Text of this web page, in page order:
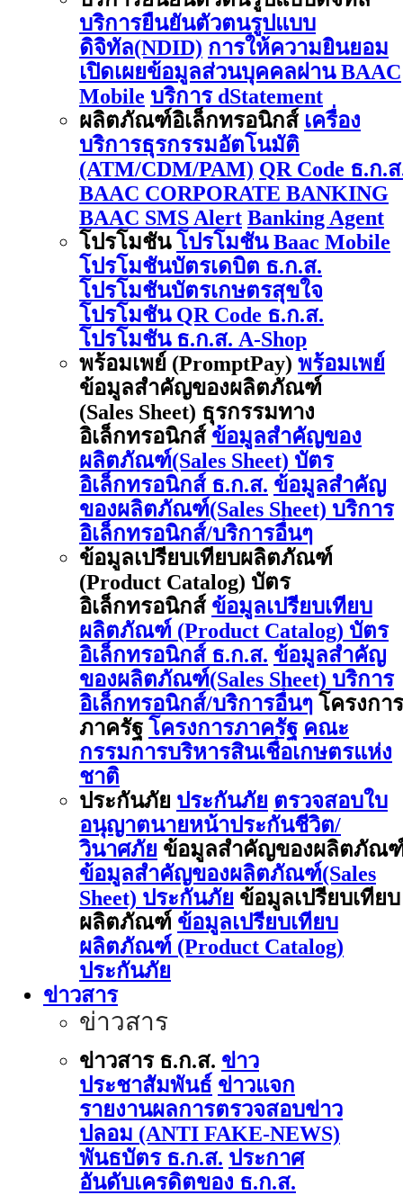
บริการยืนยันตัวตนรูปแบบ
ดิจิทัล(NDID) การให้ความยินยอม
เปิดเผยข้อมูลส่วนบุคคลผ่าน BAAC
Mobile บริการ dStatement
ผลิตภัณฑ์อิเล็กทรอนิกส์ เครื่อง
บริการธุรกรรมอัตโนมัติ
(ATM/CDM/PAM) QR Code ธ.ก.
BAAC CORPORATE BANKING
BAAC SMS Alert Banking Agent
โปรโมชัน โปรโมชัน Baac Mobile
โปรโมชันบัตรเดบิต ธ.ก.ส.
โปรโมชันบัตรเกษตรสุขใจ
โปรโมชัน QR Code ธ.ก.ส.
โปรโมชัน ธ.ก.ส. A-Shop
พร้อมเพย์ (PromptPay) พร้อมเพย์
ข้อมูลสำคัญของผลิตภัณฑ์
(Sales Sheet) ธุรกรรมทาง
อิเล็กทรอนิกส์ ข้อมูลสำคัญของ
ผลิตภัณฑ์(Sales Sheet) บัตร
อิเล็กทรอนิกส์ ธ.ก.ส. ข้อมูลสำคัญ
ของผลิตภัณฑ์(Sales Sheet) บริการ
อิเล็กทรอนิกส์/บริการอื่นๆ
ข้อมูลเปรียบเทียบผลิตภัณฑ์
(Product Catalog) บัตร
อิเล็กทรอนิกส์ ข้อมูลเปรียบเทียบ
ผลิตภัณฑ์ (Product Catalog) บัตร
อิเล็กทรอนิกส์ ธ.ก.ส. ข้อมูลสำคัญ
ของผลิตภัณฑ์(Sales Sheet) บริการ
อิเล็กทรอนิกส์/บริการอื่นๆ โครงการ
ภาครัฐ โครงการภาครัฐ คณะ
กรรมการบริหารสินเชื่อเกษตรแห่ง
ชาติ
ประกันภัย ประกันภัย ตรวจสอบใบ
อนุญาตนายหน้าประกันชีวิต/
วินาศภัย ข้อมูลสำคัญของผลิตภัณ
ข้อมูลสำคัญของผลิตภัณฑ์(Sales
Sheet) ประกันภัย ข้อมูลเปรียบเทียบ
ผลิตภัณฑ์ ข้อมูลเปรียบเทียบ
ผลิตภัณฑ์ (Product Catalog)
ประกันภัย
ข่าวสาร
ข่าวสาร
ข่าวสาร ธ.ก.ส. ข่าว
ประชาสัมพันธ์ ข่าวแจก
รายงานผลการตรวจสอบข่าว
ปลอม (ANTI FAKE-NEWS)
พันธบัตร ธ.ก.ส. ประกาศ
อันดับเครดิตของ ธ.ก.ส.